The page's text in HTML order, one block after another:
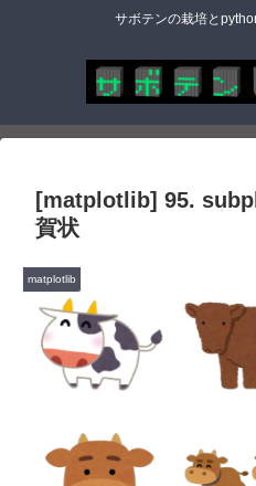
サボテンの栽培と
[matplotlib] 95.
賀状
matplotlib